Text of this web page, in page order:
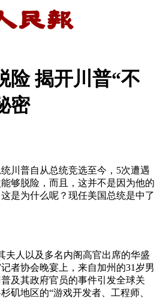
险 揭开川普“不
密
统川普自从总统竞选至今，5次遭遇
够脱险，而且，这并不是因为他的
是为什么呢？现任美国总统是中了
夫人以及多名内阁高官出席的华盛
者协会晚宴上，来自加州的31岁男
及其政府官员的事件引发全球关
矶地区的“游戏开发者、工程师、